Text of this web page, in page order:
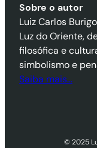
Sobre o autor
Luiz Carlos
Luz do Oriente,
filosófica e
simbolismo e
Saiba mais…
© 2025